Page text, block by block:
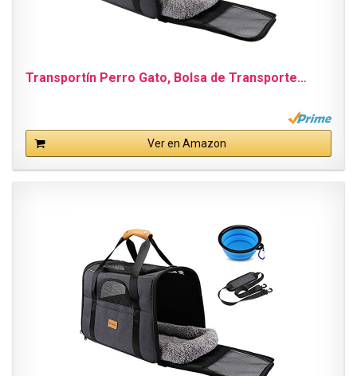
Transportín Perro Gato, Bolsa de Transporte…
Ver en Amazon